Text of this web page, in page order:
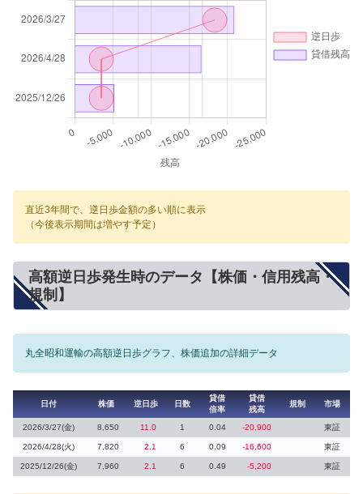
直近3年間で、逆日歩金額の多い順に表示
（今後表示期間は増やす予定）
高額逆日歩発生時のデータ【株価・信用残高・
規制】
丸全昭和運輸の高額逆日歩グラフ、株価追加の詳細データ
日付 株価 逆日歩 日数
貸借
倍率
貸借
残高
規制 市場
2026/3/27(金) 8,650 11.0 1 0.04 -20,900 東証
2026/4/28(火) 7,820 2.1 6 0.09 -16,600 東証
2025/12/26(金) 7,960 2.1 6 0.49 -5,200 東証